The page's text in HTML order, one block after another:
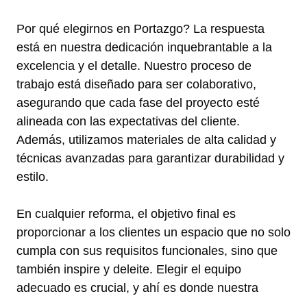
Por qué elegirnos en Portazgo? La respuesta
está en nuestra dedicación inquebrantable a la
excelencia y el detalle. Nuestro proceso de
trabajo está diseñado para ser colaborativo,
asegurando que cada fase del proyecto esté
alineada con las expectativas del cliente.
Además, utilizamos materiales de alta calidad y
técnicas avanzadas para garantizar durabilidad y
estilo.
En cualquier reforma, el objetivo final es
proporcionar a los clientes un espacio que no solo
cumpla con sus requisitos funcionales, sino que
también inspire y deleite. Elegir el equipo
adecuado es crucial, y ahí es donde nuestra